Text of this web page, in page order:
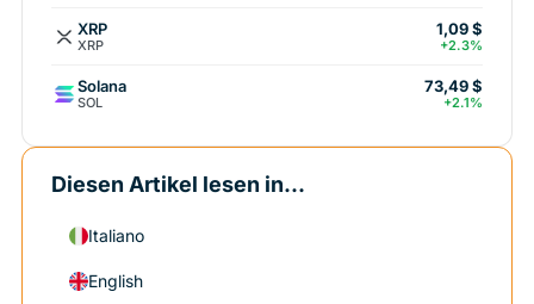
XRP
XRP
1,09 $
+2.3%
Solana
SOL
73,49 $
+2.1%
Diesen Artikel lesen in...
Italiano
English